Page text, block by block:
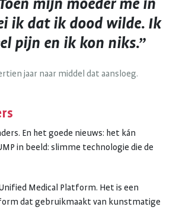
mijn moeder me in
ik dat ik dood wilde. Ik
pijn en ik kon niks.”
jaar naar middel dat aansloeg.
En het goede nieuws: het kán
in beeld: slimme technologie die de
Medical Platform. Het is een
dat gebruikmaakt van kunstmatige